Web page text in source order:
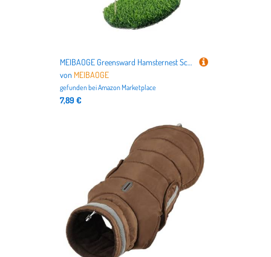
MEIBAOGE Greensward Hamsternest Schlafbett Hängematte Cool Greensward Käfigschaukel für Hamster, Zuckergleiter, Frettchen
von MEIBAOGE
gefunden beiAmazon Marketplace
7,89 €